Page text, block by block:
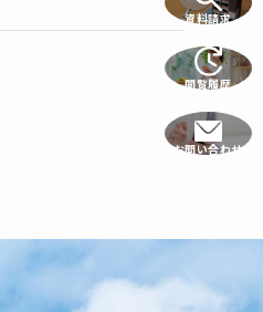
資料請求
閲覧履歴
お問い合わせ